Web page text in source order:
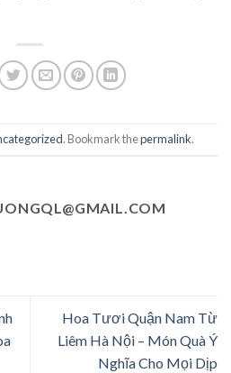
. Bookmark thepermalink.
Hoa Tươi Quận Nam Từ
Liêm Hà Nội – Món Quà Ý
Nghĩa Cho Mọi Dịp